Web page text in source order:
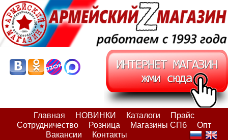
Главная НОВИНКИ Каталоги
Прайс
Сотрудничество
Розница Магазины СПб
Опт
Вакансии
Контакты